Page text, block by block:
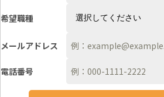
希望職種
メールアドレス
電話番号